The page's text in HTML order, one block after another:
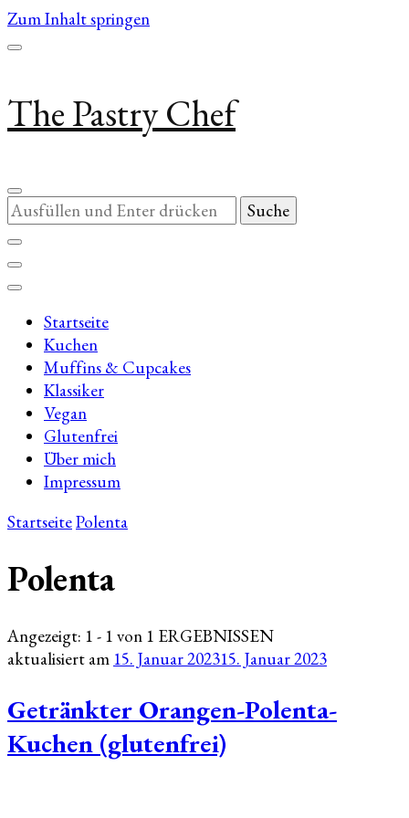
Zum Inhalt springen
The Pastry Chef
Suchst
du
nach
etwas?
Startseite
Kuchen
Muffins & Cupcakes
Klassiker
Vegan
Glutenfrei
Über mich
Impressum
StartseitePolenta
Polenta
Angezeigt: 1 - 1 von 1 ERGEBNISSEN
aktualisiert am 15. Januar 202315. Januar 2023
Getränkter Orangen-Polenta-
Kuchen (glutenfrei)